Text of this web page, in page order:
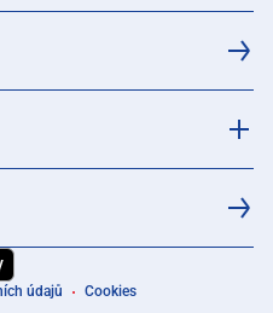
údajů
Cookies